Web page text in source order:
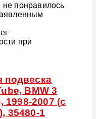
понравилось
при
подвеска
BMW 3
1998-2007 (с
35480-1